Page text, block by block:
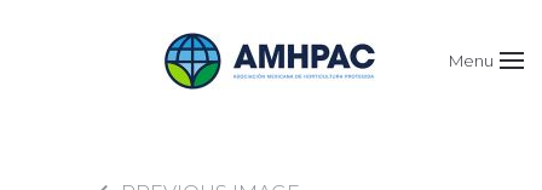
Menu